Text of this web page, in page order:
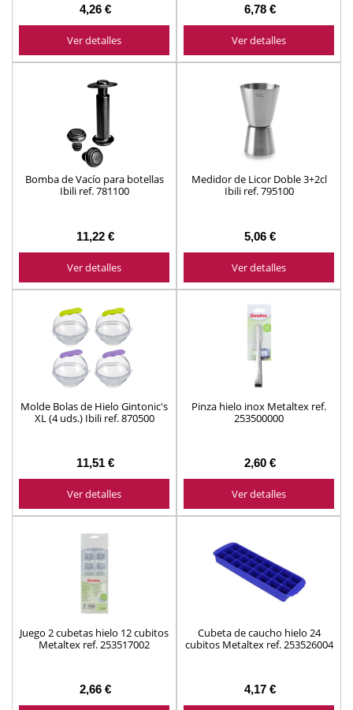
4,26 €
Ver detalles
6,78 €
Ver detalles
Bomba de Vacío para botellas
Ibili ref. 781100
11,22 €
Ver detalles
Medidor de Licor Doble 3+2cl
Ibili ref. 795100
5,06 €
Ver detalles
Molde Bolas de Hielo Gintonic's
XL (4 uds.) Ibili ref. 870500
11,51 €
Ver detalles
Pinza hielo inox Metaltex ref.
253500000
2,60 €
Ver detalles
Juego 2 cubetas hielo 12 cubitos
Metaltex ref. 253517002
2,66 €
Cubeta de caucho hielo 24
cubitos Metaltex ref. 253526004
4,17 €